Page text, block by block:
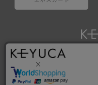
用するための簡易的な会
6.仮登録をすることで、
とができます。
7.仮登録状態はポイン
に登録完了することでポ
す。
Copyright ©